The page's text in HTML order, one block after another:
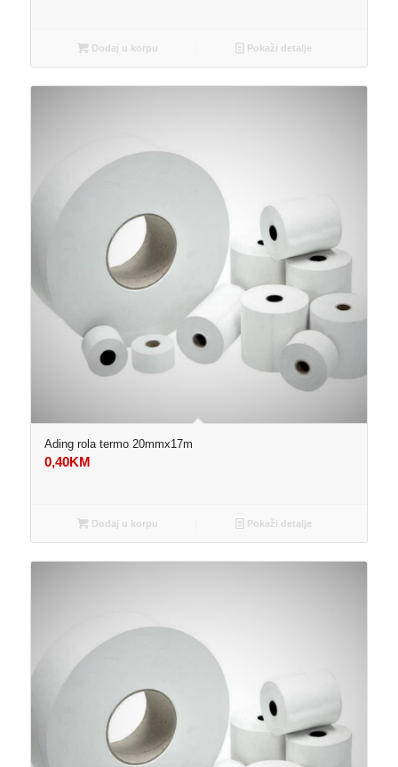
Dodaj u korpu Pokaži detalje
Ading rola termo 20mmx17m
0,40KM
Dodaj u korpu Pokaži detalje